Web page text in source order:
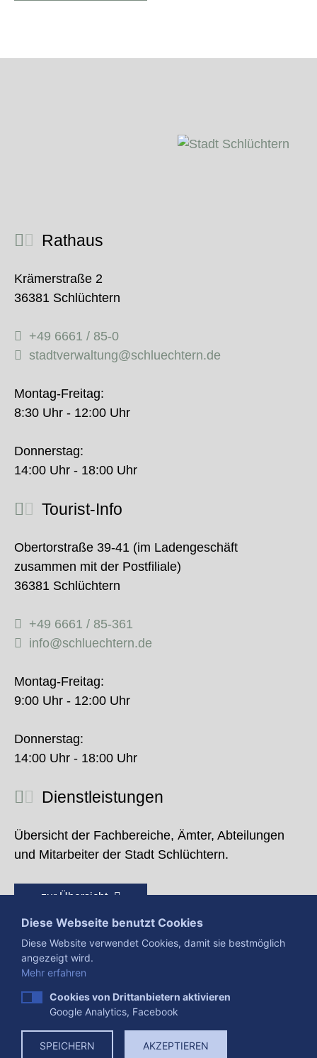
Rathaus
Krämerstraße 2
36381 Schlüchtern
+49 6661 / 85-0
stadtverwaltung@schluechtern.de
Montag-Freitag:
8:30 Uhr - 12:00 Uhr
Donnerstag:
14:00 Uhr - 18:00 Uhr
Tourist-Info
Obertorstraße 39-41 (im Ladengeschäft
zusammen mit der Postfiliale)
36381 Schlüchtern
+49 6661 / 85-361
info@schluechtern.de
Montag-Freitag:
9:00 Uhr - 12:00 Uhr
Donnerstag:
14:00 Uhr - 18:00 Uhr
Dienstleistungen
Übersicht der Fachbereiche, Ämter, Abteilungen
und Mitarbeiter der Stadt Schlüchtern.
zur Übersicht
Presse Impressum
Datenschutzerklärung
Datenverarbeitung
Cookies
Diese Webseite benutzt Cookies
Diese Website verwendet Cookies, damit sie bestmöglich
angezeigt wird.
Mehr erfahren
Cookies von Drittanbietern aktivieren
Google Analytics, Facebook
SPEICHERN AKZEPTIEREN